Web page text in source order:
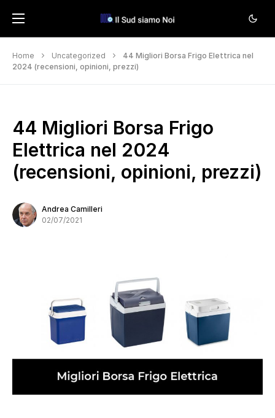
Home Uncategorized
44 Migliori Borsa Frigo Elettrica nel
2024 (recensioni, opinioni, prezzi)
44 Migliori Borsa Frigo
Elettrica nel 2024
(recensioni, opinioni, prezzi)
Andrea Camilleri
02/07/2021